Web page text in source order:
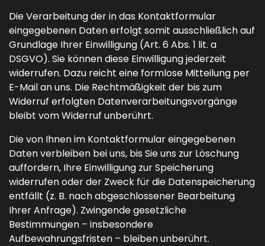
Die Verarbeitung der in das Kontaktformular
eingegebenen Daten erfolgt somit ausschließlich auf
Grundlage Ihrer Einwilligung (Art. 6 Abs. 1 lit. a
DSGVO). Sie können diese Einwilligung jederzeit
widerrufen. Dazu reicht eine formlose Mitteilung per
E-Mail an uns. Die Rechtmäßigkeit der bis zum
Widerruf erfolgten Datenverarbeitungsvorgänge
bleibt vom Widerruf unberührt.
Die von Ihnen im Kontaktformular eingegebenen
Daten verbleiben bei uns, bis Sie uns zur Löschung
auffordern, Ihre Einwilligung zur Speicherung
widerrufen oder der Zweck für die Datenspeicherung
entfällt (z. B. nach abgeschlossener Bearbeitung
Ihrer Anfrage). Zwingende gesetzliche
Bestimmungen – insbesondere
Aufbewahrungsfristen – bleiben unberührt.